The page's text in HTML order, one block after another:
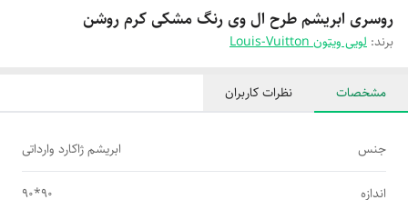
روسری ابریشم طرح ال وی رنگ مشکی کرم روشن
برند: لویی ویتون Louis-Vuitton
مشخصات نظرات کاربران
جنس ابریشم ژاکارد وارداتی
اندازه 90*90